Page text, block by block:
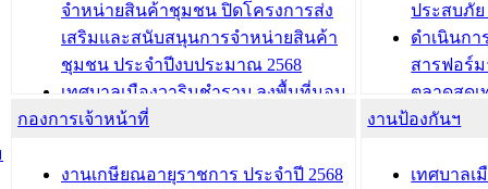
บทความ อื่นๆ ... บทความ อื่นๆ ...
จำหน่ายสินค้าชุมชน ปิดโครงการส่ง
เสริมและสนับสนุนการจำหน่ายสินค้า
ชุมชน ประจำปีงบประมาณ 2568
เทศบาลเมืองวารินชำราบ ลงพื้นที่มอบ
น้ำดื่มแก่ผู้พักอาศัย ณ ศูนย์พักพิง
กองสวัสดิการสังคม เทศบาลเมือง
ประสบภั
ดำเนินกา
สารฟอร์
ตลาดสดเ
วารินชำร
ถนนแก่เ
กองการเจ้าหน้าที่
งานเกษียณอายุราชการ ประจำปี 2568
งานป้องกันฯ
เทศบาลเ